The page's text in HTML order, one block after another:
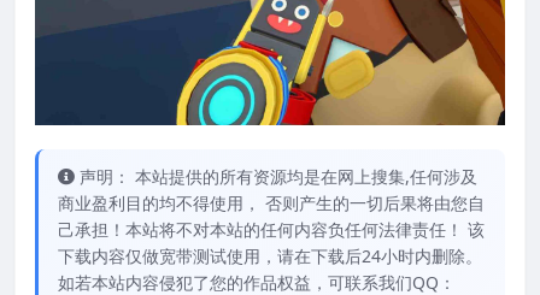
声明： 本站提供的所有资源均是在网上搜集,任何涉及
商业盈利目的均不得使用， 否则产生的一切后果将由您自
己承担！本站将不对本站的任何内容负任何法律责任！ 该
下载内容仅做宽带测试使用，请在下载后24小时内删除。
如若本站内容侵犯了您的作品权益，可联系我们QQ：